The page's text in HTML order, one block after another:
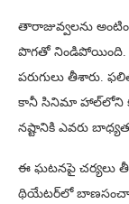
తారాజువ్వలను
పొగతో నిండిపోయింది.
పరుగులు తీశారు.
కానీ సినిమా హాల్‌లోని
నష్టానికి ఎవరు బాధ్యత
ఈ ఘటనపై చర్యలు
థియేటర్‌లో బాణసంచా